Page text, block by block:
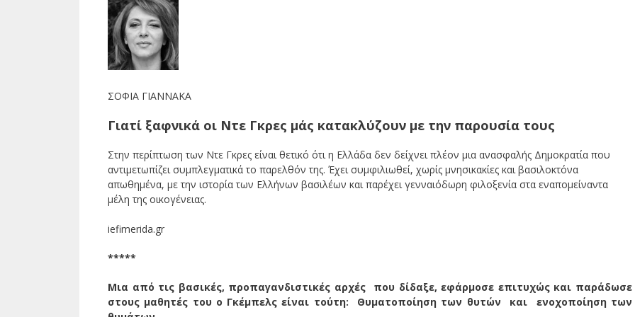
ΣΟΦΙΑ ΓΙΑΝΝΑΚΑ
Γιατί ξαφνικά οι Ντε Γκρες μάς κατακλύζουν με την παρουσία τους
Στην περίπτωση των Ντε Γκρες είναι θετικό ότι η Ελλάδα δεν δείχνει πλέον μια ανασφαλής Δημοκρατία που
αντιμετωπίζει συμπλεγματικά το παρελθόν της. Έχει συμφιλιωθεί, χωρίς μνησικακίες και βασιλοκτόνα
απωθημένα, με την ιστορία των Ελλήνων βασιλέων και παρέχει γενναιόδωρη φιλοξενία στα εναπομείναντα
μέλη της οικογένειας.
iefimerida.gr
*****
Μια από τις βασικές, προπαγανδιστικές αρχές που δίδαξε, εφάρμοσε επιτυχώς και παράδωσε
στους μαθητές του ο Γκέμπελς είναι τούτη: Θυματοποίηση των θυτών και ενοχοποίηση των